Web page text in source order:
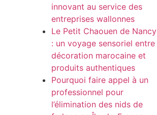
innovant au service des
entreprises wallonnes
Le Petit Chaouen de Nancy
: un voyage sensoriel entre
décoration marocaine et
produits authentiques
Pourquoi faire appel à un
professionnel pour
l’élimination des nids de